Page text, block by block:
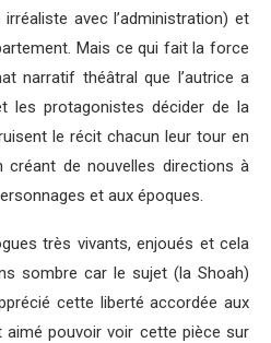
avec l’administration) et
Mais ce qui fait la force
narratif théâtral que l’autrice a
les protagonistes décider de la
le récit chacun leur tour en
créant de nouvelles directions à
et aux époques.
très vivants, enjoués et cela
sombre car le sujet (la Shoah)
cette liberté accordée aux
aimé pouvoir voir cette pièce sur